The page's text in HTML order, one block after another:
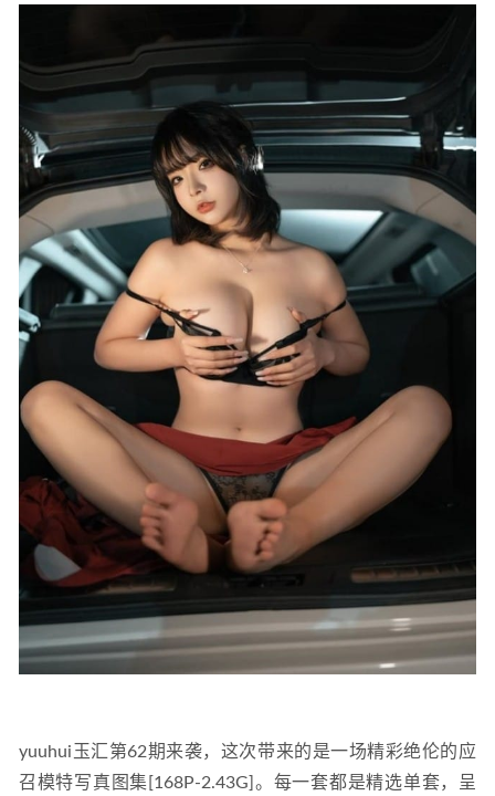
yuuhui玉汇第62期来袭，这次带来的是一场精彩绝伦的应
召模特写真图集[168P-2.43G]。每一套都是精选单套，呈